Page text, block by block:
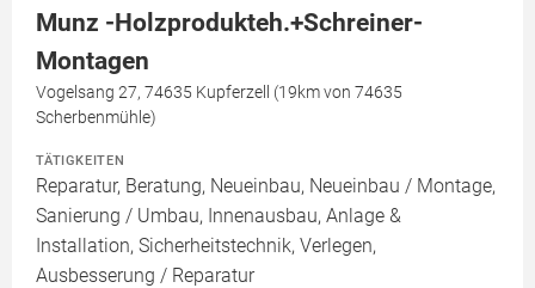
Munz -Holzprodukteh.+Schreiner-
Montagen
Vogelsang 27, 74635 Kupferzell (19km von 74635
Scherbenmühle)
TÄTIGKEITEN
Reparatur, Beratung, Neueinbau, Neueinbau / Montage,
Sanierung / Umbau, Innenausbau, Anlage &
Installation, Sicherheitstechnik, Verlegen,
Ausbesserung / Reparatur